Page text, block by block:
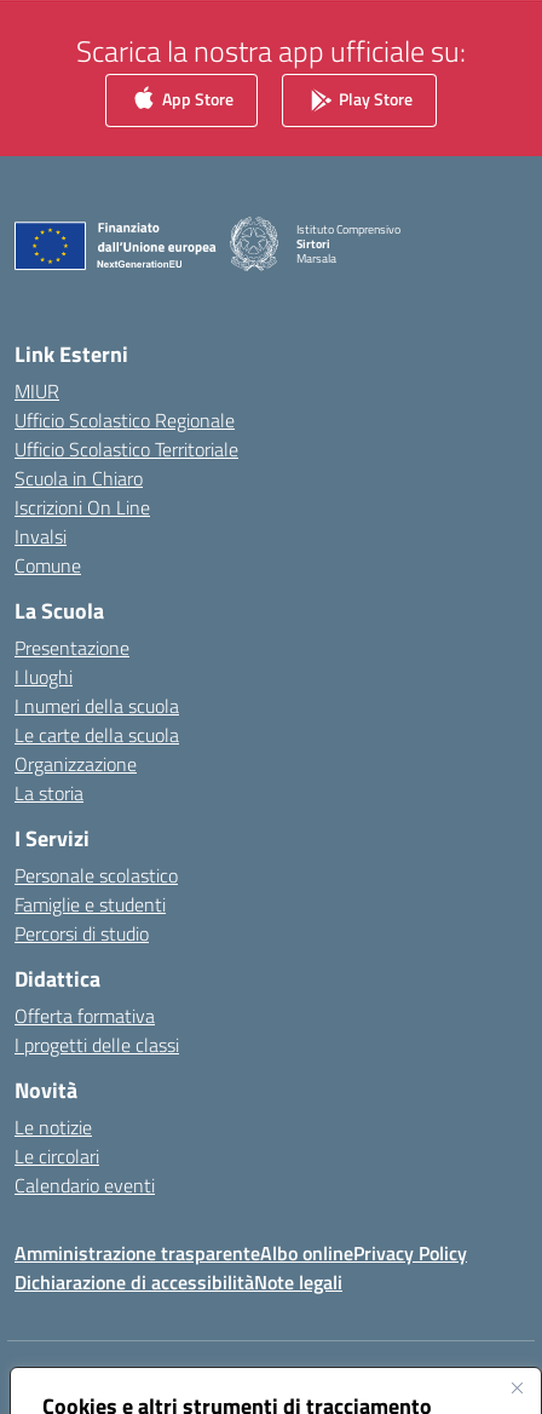
Cookies e altri strumenti di tracciamento
Scarica la nostra app ufficiale su:
App Store Play Store
Istituto Comprensivo
Sirtori
Marsala
Link Esterni
MIUR
Ufficio Scolastico Regionale
Ufficio Scolastico Territoriale
Scuola in Chiaro
Iscrizioni On Line
Invalsi
Comune
La Scuola
Presentazione
I luoghi
I numeri della scuola
Le carte della scuola
Organizzazione
La storia
I Servizi
Personale scolastico
Famiglie e studenti
Percorsi di studio
Didattica
Offerta formativa
I progetti delle classi
Novità
Le notizie
Le circolari
Calendario eventi
Amministrazione trasparenteAlbo onlinePrivacy Policy
Dichiarazione di accessibilitàNote legali
Indirizzo:
Centralino:0923993485 Email:tpic84500v@istruzione.it